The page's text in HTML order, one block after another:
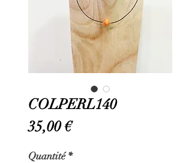
COLPERL140
35,00 €Prix
Quantité *